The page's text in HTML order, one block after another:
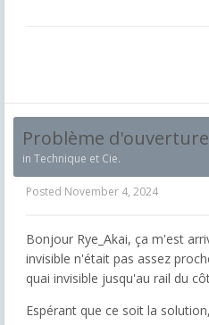
Problème
in Technique et Cie.
Posted November 4, 2024
Bonjour Rye_Akai, ça m'est
invisible n'était pas assez
quai invisible jusqu'au rail du
Espérant que ce soit la